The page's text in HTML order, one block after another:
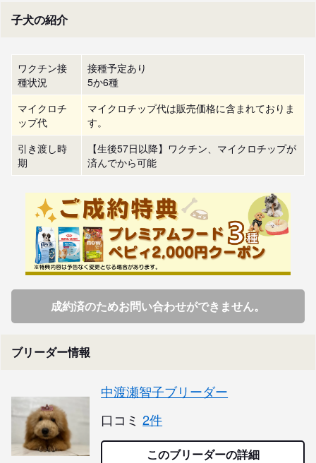
子犬の紹介
ワクチン接
種状況
接種予定あり
5か6種
マイクロチ
ップ代
マイクロチップ代は販売価格に含まれておりま
す。
引き渡し時
期
【生後57日以降】ワクチン、マイクロチップが
済んでから可能
成約済のためお問い合わせができません。
ブリーダー情報
中渡瀬智子ブリーダー
口コミ 2件
このブリーダーの詳細